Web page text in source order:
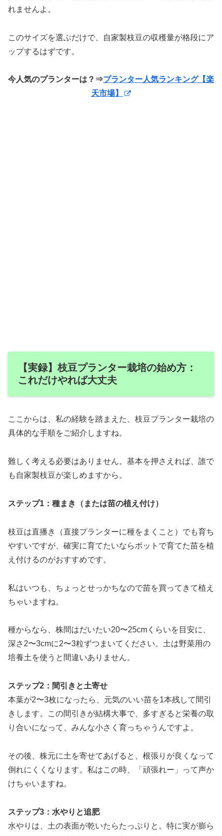
れませんよ。
このサイズを選ぶだけで、自家製枝豆の収穫量が格段にア
ップするはずです。
今人気のプランターは？⇒プランター人気ランキング【楽
天市場】
【実録】枝豆プランター栽培の始め方：
これだけやれば大丈夫
ここからは、私の経験を踏まえた、枝豆プランター栽培の
具体的な手順をご紹介しますね。
難しく考える必要はありません。基本を押さえれば、誰で
も自家製枝豆が楽しめますから。
ステップ1：種まき（または苗の植え付け）
枝豆は直播き（直接プランターに種をまくこと）でも育ち
やすいですが、確実に育てたいならポットで育てた苗を植
え付けるのがおすすめです。
私はいつも、ちょっとせっかちなので苗を買ってきて植え
ちゃいますね。
種からなら、株間はだいたい20〜25cmくらいを目安に、
深さ2〜3cmに2〜3粒ずつまいてください。土は野菜用の
培養土を使うと間違いありません。
ステップ2：間引きと土寄せ
本葉が2〜3枚になったら、元気のいい苗を1本残して間引
きします。この間引きが結構大事で、多すぎると栄養の取
り合いになって、みんな小さく育っちゃうんですよ。
その後、株元に土を寄せてあげると、根張りが良くなって
倒れにくくなります。私はこの時、「頑張れー」って声か
けちゃいますね。
ステップ3：水やりと追肥
水やりは、土の表面が乾いたらたっぷりと。特に実が膨ら